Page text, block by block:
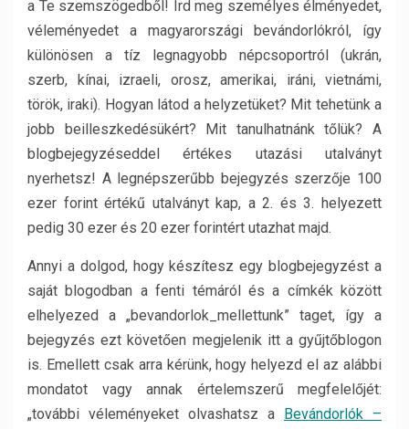
a Te szemszögedből! Írd meg személyes élményedet,
véleményedet a magyarországi bevándorlókról, így
különösen a tíz legnagyobb népcsoportról (ukrán,
szerb, kínai, izraeli, orosz, amerikai, iráni, vietnámi,
török, iraki). Hogyan látod a helyzetüket? Mit tehetünk a
jobb beilleszkedésükért? Mit tanulhatnánk tőlük? A
blogbejegyzéseddel értékes utazási utalványt
nyerhetsz! A legnépszerűbb bejegyzés szerzője 100
ezer forint értékű utalványt kap, a 2. és 3. helyezett
pedig 30 ezer és 20 ezer forintért utazhat majd.
Annyi a dolgod, hogy készítesz egy blogbejegyzést a
saját blogodban a fenti témáról és a címkék között
elhelyezed a „bevandorlok_mellettunk” taget, így a
bejegyzés ezt követően megjelenik itt a gyűjtőblogon
is. Emellett csak arra kérünk, hogy helyezd el az alábbi
mondatot vagy annak értelemszerű megfelelőjét:
„további véleményeket olvashatsz a Bevándorlók –